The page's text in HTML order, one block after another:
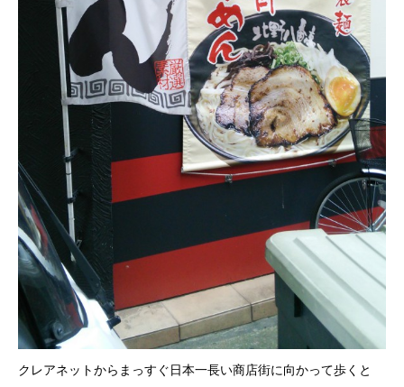
クレアネットからまっすぐ日本一長い商店街に向かって歩くと